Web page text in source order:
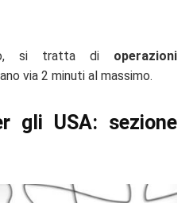
si tratta di operazioni
via 2 minuti al massimo.
gli USA: sezione